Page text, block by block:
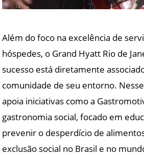
Além do foco na excelência de
hóspedes, o Grand Hyatt Rio de
sucesso está diretamente
comunidade de seu entorno.
apoia iniciativas como a
gastronomia social, focado em
prevenir o desperdício de
exclusão social no Brasil e no